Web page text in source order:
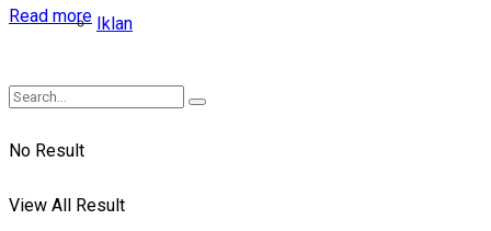
Iklan
No Result
View All Result
Read more